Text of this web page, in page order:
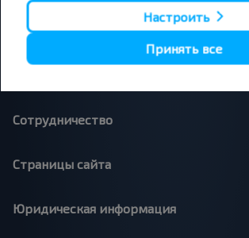
Минск - Москва
Сотрудничество
Страницы сайта
Юридическая информация
Настроить
Принять все